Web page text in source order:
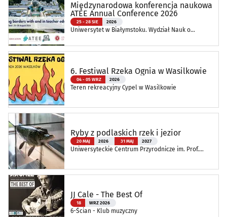
Międzynarodowa konferencja naukowa
ATEE Annual Conference 2026
25 - 28 SIE 2026
Uniwersytet w Białymstoku. Wydział Nauk o
6. Festiwal Rzeka Ognia w Wasilkowie
04 - 05 WRZ 2026
Teren rekreacyjny Cypel w Wasilkowie
Ryby z podlaskich rzek i jezior
20 MAJ 2026 31 MAJ 2027
Uniwersyteckie Centrum Przyrodnicze im. Prof.
JJ Cale - The Best Of
18 WRZ 2026
6-Ścian - Klub muzyczny